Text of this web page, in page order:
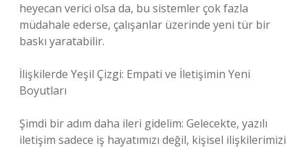
heyecan verici olsa da, bu sistemler çok fazla
müdahale ederse, çalışanlar üzerinde yeni tür bir
baskı yaratabilir.
İlişkilerde Yeşil Çizgi: Empati ve İletişimin Yeni
Boyutları
Şimdi bir adım daha ileri gidelim: Gelecekte, yazılı
iletişim sadece iş hayatımızı değil, kişisel ilişkilerimizi